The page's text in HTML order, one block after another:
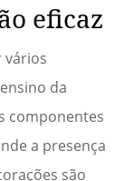
eficaz
vários
da
componentes
a presença
são